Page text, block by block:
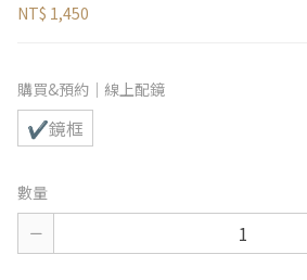
NT$ 1,450
購買&預約｜線上配鏡
✔鏡框
數量